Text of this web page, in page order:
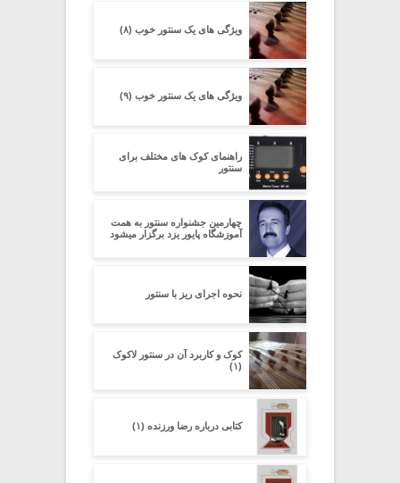
ویژگی های یک سنتور خوب (۸)
ویژگی های یک سنتور خوب (۹)
راهنمای کوک های مختلف برای
سنتور
چهارمین جشنواره سنتور به همت
آموزشگاه پایور یزد برگزار میشود
نحوه اجرای ریز با سنتور
کوک و کاربرد آن در سنتور لاکوک
(۱)
کتابی درباره رضا ورزنده (۱)